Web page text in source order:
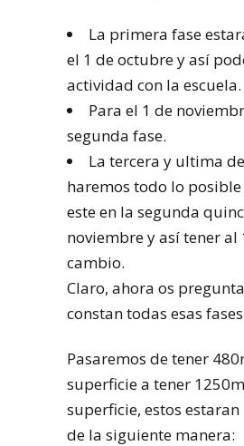
La primera fase
el 1 de octubre y así
actividad con la escuela.
Para el 1 de
segunda fase.
La tercera y ultima
haremos todo lo
este en la segunda
noviembre y así tener al
cambio.
Claro, ahora os
constan todas esas
Pasaremos de tener
superficie a tener
superficie, estos
de la siguiente manera: